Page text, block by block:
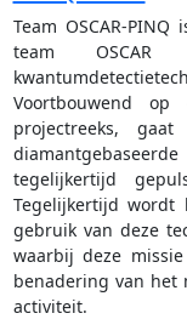
Team OSCAR-
team
Voortbouwend
projectreeks,
tegelijkertijd
Tegelijkertijd
gebruik van deze
waarbij deze
benadering van het
activiteit.